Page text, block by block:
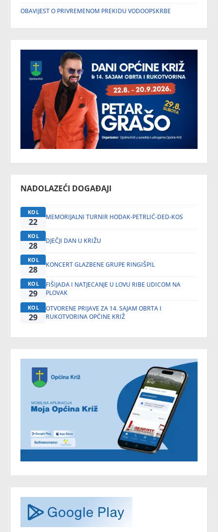
OBAVIJEST O PRIVREMENOM PREKIDU VODOOPSKRBE
NADOLAZEĆI DOGAĐAJI
KOL
22 MEMORIJALNI TURNIR HODAK-PETRLIĆ-DED-KOS
KOL
28 DJEČJI DAN U KRIŽU
KOL
28 KONCERT GLAZBENE GRUPE RINGIŠPIL
KOL
29
FIŠIJADA I NATJECANJE U LOVU RIBE UDICOM NA
PLOVAK
KOL
29
OTVORENE PRIJAVE ZA 14. SAJAM OBRTA I
RUKOTVORINA OPĆINE KRIŽ